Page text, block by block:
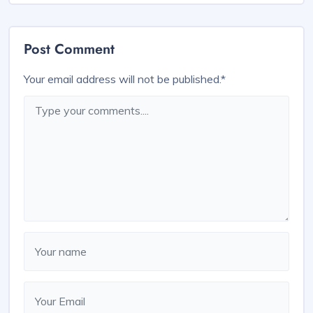
Post Comment
Your email address will not be published.*